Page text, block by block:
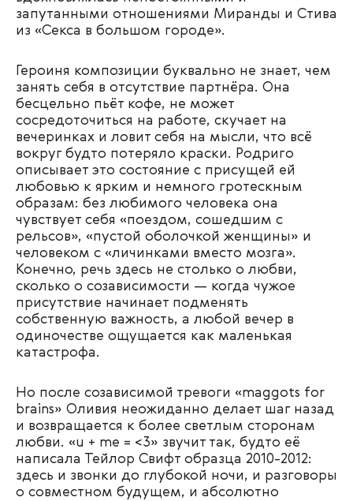
запутанными отношениями Миранды и Стива
из «Секса в большом городе».
Героиня композиции буквально не знает, чем
занять себя в отсутствие партнёра. Она
бесцельно пьёт кофе, не может
сосредоточиться на работе, скучает на
вечеринках и ловит себя на мысли, что всё
вокруг будто потеряло краски. Родриго
описывает это состояние с присущей ей
любовью к ярким и немного гротескным
образам: без любимого человека она
чувствует себя «поездом, сошедшим с
рельсов», «пустой оболочкой женщины» и
человеком с «личинками вместо мозга».
Конечно, речь здесь не столько о любви,
сколько о созависимости — когда чужое
присутствие начинает подменять
собственную важность, а любой вечер в
одиночестве ощущается как маленькая
катастрофа.
Но после созависимой тревоги «maggots for
brains» Оливия неожиданно делает шаг назад
и возвращается к более светлым сторонам
любви. «u + me = <3» звучит так, будто её
написала Тейлор Свифт образца 2010-2012:
здесь и звонки до глубокой ночи, и разговоры
о совместном будущем, и абсолютно